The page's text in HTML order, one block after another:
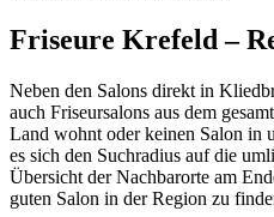
Friseure Krefeld –
Neben den Salons direkt in
auch Friseursalons aus dem
Land wohnt oder keinen Salon in
es sich den Suchradius auf die
Übersicht der Nachbarorte am
guten Salon in der Region zu